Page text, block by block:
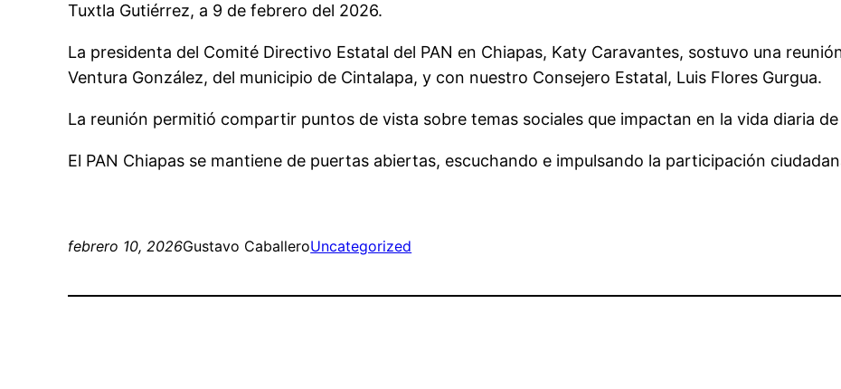
Tuxtla Gutiérrez, a 9 de febrero del 2026.
La presidenta del Comité Directivo Estatal del PAN en Chiapas, Katy Caravantes, sostuvo una
Ventura González, del municipio de Cintalapa, y con nuestro Consejero Estatal, Luis Flores Gurgua.
La reunión permitió compartir puntos de vista sobre temas sociales que impactan en la vida diaria
El PAN Chiapas se mantiene de puertas abiertas, escuchando e impulsando la participación
febrero 10, 2026Gustavo CaballeroUncategorized